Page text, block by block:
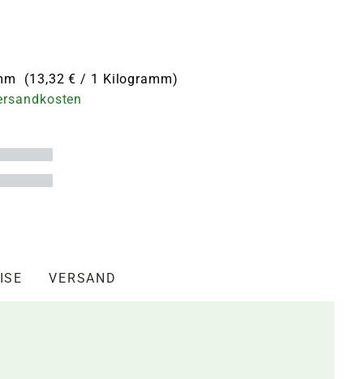
(13,32 € / 1 Kilogramm)
VERSAND